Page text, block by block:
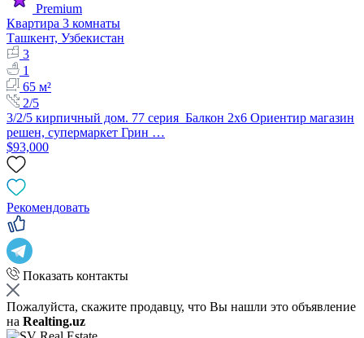
Premium
Квартира 3 комнаты
Ташкент, Узбекистан
3
1
65 м²
2/5
3/2/5 кирпичный дом. 77 серия Балкон 2х6 Ориентир магазин
решен, супермаркет Грин …
$93,000
Рекомендовать
Показать контакты
Пожалуйста, скажите продавцу, что Вы нашли это объявление
на Realting.uz